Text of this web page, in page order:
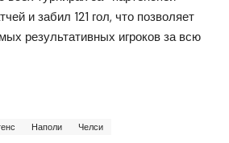
и забил 121 гол, что позволяет
результативных игроков за всю
Наполи Челси